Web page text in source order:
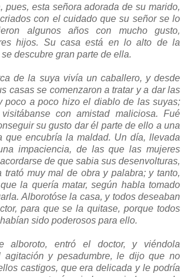
pues, esta señora adorada de su marido,
con el cuidado que su señor se lo
algunos años con mucho gusto,
hijos. Su casa está en lo alto de la
descubre gran parte de ella.
de la suya vivía un caballero, y desde
casas se comenzaron a tratar y a dar las
poco a poco hizo el diablo de las suyas;
con amistad maliciosa. Fué
su gusto dar él parte de ello a una
que encubría la maldad. Un día, llevada
impaciencia, de las que las mujeres
de que sabia sus desenvolturas,
trató muy mal de obra y palabra; y tanto,
la quería matar, según habla tomado
Alborotóse la casa, y todos deseaban
para que se la quitase, porque todos
sido poderosos para ello.
alboroto, entró el doctor, y viéndola
agitación y pesadumbre, le dijo que no
castigos, que era delicada y le podría